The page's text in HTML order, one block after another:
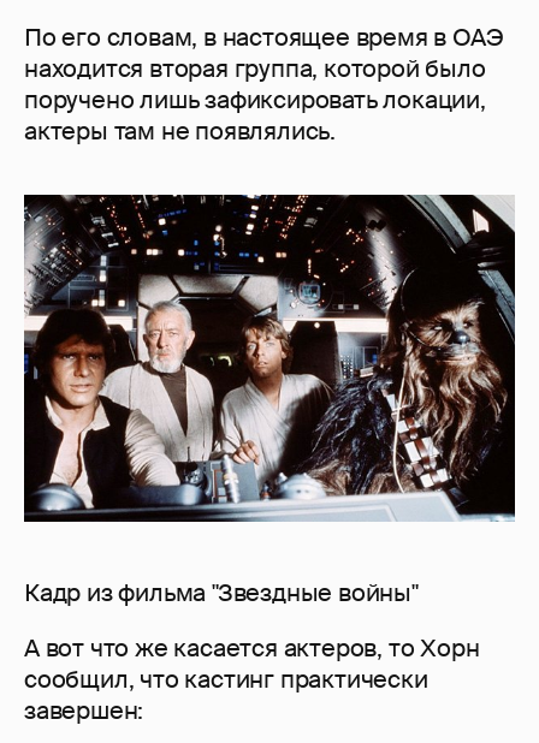
По его словам, в настоящее время в ОАЭ
находится вторая группа, которой было
поручено лишь зафиксировать локации,
актеры там не появлялись.
Кадр из фильма "Звездные войны"
А вот что же касается актеров, то Хорн
сообщил, что кастинг практически
завершен: